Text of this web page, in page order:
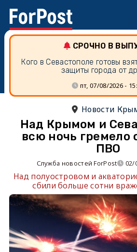
СРОЧНО В
Кого в Севастополе готовы
защиты города от
пт, 07/08/2026 -
Новости
Над Крымом и
всю ночь гремело
ПВО
Служба новостей ForPost 02/
Над полуостровом и
сбили больше сотни